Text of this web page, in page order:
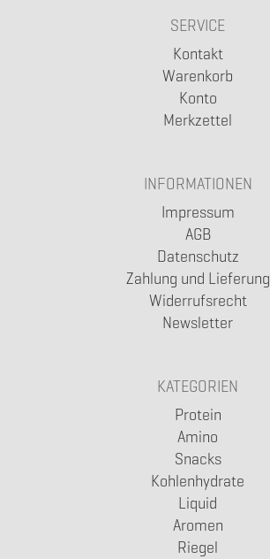
SERVICE
Kontakt
Warenkorb
Konto
Merkzettel
INFORMATIONEN
Impressum
AGB
Datenschutz
Zahlung und Lieferung
Widerrufsrecht
Newsletter
KATEGORIEN
Protein
Amino
Snacks
Kohlenhydrate
Liquid
Aromen
Riegel